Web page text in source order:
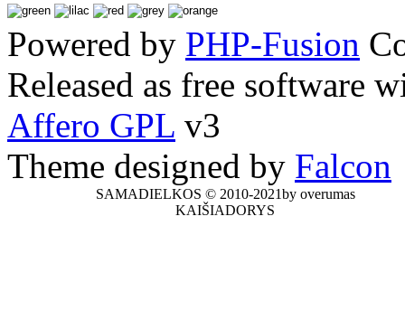
Powered by PHP-Fusion
Released as free software
Affero GPL v3
Theme designed by Falcon
SAMADIELKOS © 2010-2021by overumas
KAIŠIADORYS